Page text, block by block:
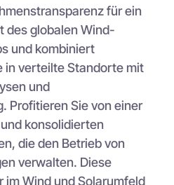
für ein
des globalen Wind-
und kombiniert
in verteilte Standorte mit
und
Profitieren Sie von einer
konsolidierten
die den Betrieb von
verwalten. Diese
im Wind und Solarumfeld